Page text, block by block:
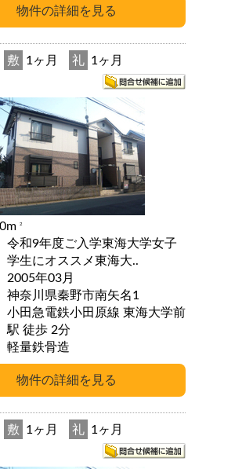
敷 1ヶ月 礼 1ヶ月
2
令和9年度ご入学東海大学女子
学生にオススメ東海大..
2005年03月
神奈川県秦野市南矢名1
小田急電鉄小田原線 東海大学前
駅 徒歩 2分
軽量鉄骨造
敷 1ヶ月 礼 1ヶ月